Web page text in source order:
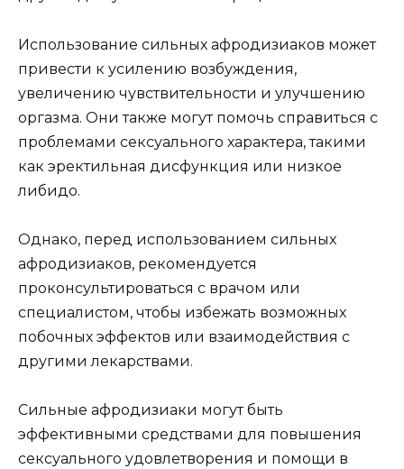
Использование сильных афродизиаков может
привести к усилению возбуждения,
увеличению чувствительности и улучшению
оргазма. Они также могут помочь справиться с
проблемами сексуального характера, такими
как эректильная дисфункция или низкое
либидо.
Однако, перед использованием сильных
афродизиаков, рекомендуется
проконсультироваться с врачом или
специалистом, чтобы избежать возможных
побочных эффектов или взаимодействия с
другими лекарствами.
Сильные афродизиаки могут быть
эффективными средствами для повышения
сексуального удовлетворения и помощи в